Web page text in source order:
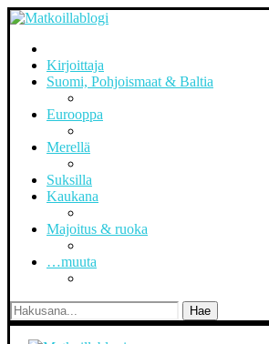
Kirjoittaja
Suomi, Pohjoismaat & Baltia
Eurooppa
Merellä
Suksilla
Kaukana
Majoitus & ruoka
…muuta
Hae